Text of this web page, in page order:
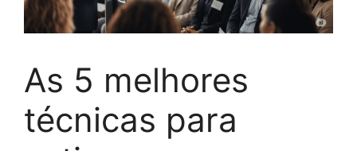
As 5 melhores
técnicas para